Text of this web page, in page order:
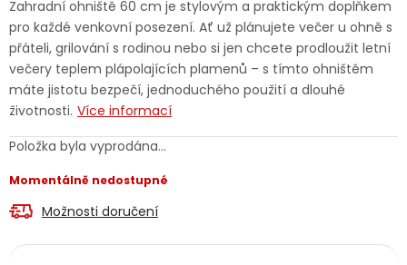
Značky
Jaký je aktuální stav mé objednávky?
Velkoobchodní spolupráce (B2B)
Zahradní ohniště 60 cm je stylovým a praktickým doplňkem
pro každé venkovní posezení. Ať už plánujete večer u ohně s
přáteli, grilování s rodinou nebo si jen chcete prodloužit letní
večery teplem plápolajících plamenů – s tímto ohništěm
máte jistotu bezpečí, jednoduchého použití a dlouhé
životnosti. Více informací
Položka byla vyprodána…
Momentálně nedostupné
Možnosti doručení